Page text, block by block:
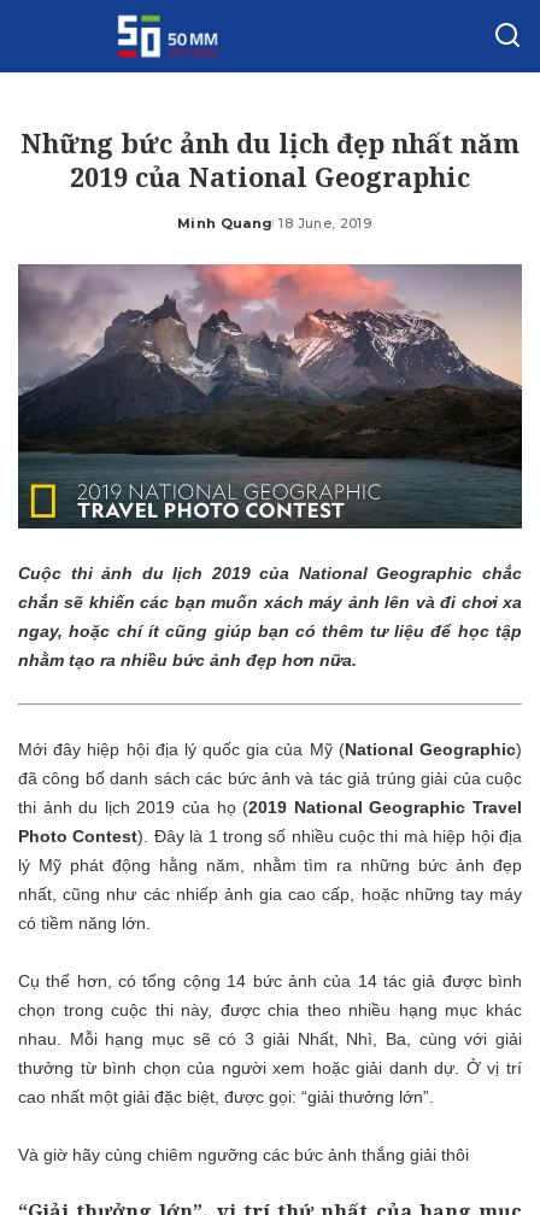
Những bức ảnh du lịch đẹp nhất năm
2019 của National Geographic
Posted
Minh Quang 18 June, 2019
Cuộc thi ảnh du lịch 2019 của National Geographic chắc
chắn sẽ khiến các bạn muốn xách máy ảnh lên và đi chơi xa
ngay, hoặc chí ít cũng giúp bạn có thêm tư liệu để học tập
nhằm tạo ra nhiều bức ảnh đẹp hơn nữa.
Mới đây hiệp hội địa lý quốc gia của Mỹ (National Geographic)
đã công bố danh sách các bức ảnh và tác giả trúng giải của cuộc
thi ảnh du lịch 2019 của họ (2019 National Geographic Travel
Photo Contest). Đây là 1 trong số nhiều cuộc thi mà hiệp hội địa
lý Mỹ phát động hằng năm, nhằm tìm ra những bức ảnh đẹp
nhất, cũng như các nhiếp ảnh gia cao cấp, hoặc những tay máy
có tiềm năng lớn.
Cụ thể hơn, có tổng cộng 14 bức ảnh của 14 tác giả được bình
chọn trong cuộc thi này, được chia theo nhiều hạng mục khác
nhau. Mỗi hạng mục sẽ có 3 giải Nhất, Nhì, Ba, cùng với giải
thưởng từ bình chọn của người xem hoặc giải danh dự. Ở vị trí
cao nhất một giải đặc biệt, được gọi: “giải thưởng lớn”.
Và giờ hãy cùng chiêm ngưỡng các bức ảnh thắng giải thôi